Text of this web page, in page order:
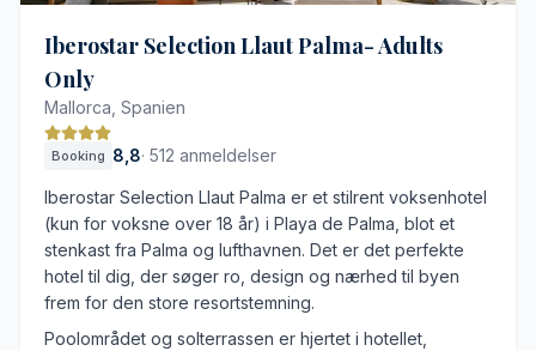
Iberostar Selection Llaut Palma- Adults
Only
Mallorca, Spanien
Booking 8,8· 512 anmeldelser
Iberostar Selection Llaut Palma er et stilrent voksenhotel
(kun for voksne over 18 år) i Playa de Palma, blot et
stenkast fra Palma og lufthavnen. Det er det perfekte
hotel til dig, der søger ro, design og nærhed til byen
frem for den store resortstemning.
Poolområdet og solterrassen er hjertet i hotellet,